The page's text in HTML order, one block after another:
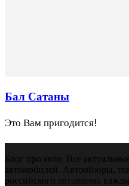
Бал Сатаны
Это Вам пригодится!
Блог про авто. Все
автомобилей. Автообзоры,
российского автопрома